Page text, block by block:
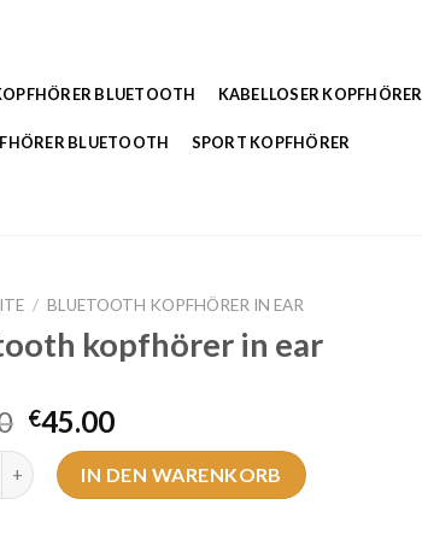
BLUETOOTH KABELLOSER KOPFHÖRER
BLUETOOTH SPORT KOPFHÖRER
/ BLUETOOTH KOPFHÖRER IN EAR
kopfhörer in ear
€45.00
kopfhörer in ear Menge
IN DEN WARENKORB